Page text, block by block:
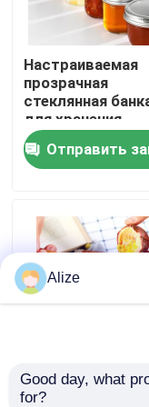
Путешествие
Проверка
Свяжитесь мы
Новости
Упаковка
Алюминиевая
Настраиваемая
прозрачная
стеклянная
для хранения,
стеклянная
для соуса из
стеклянная
запечатанная
Отправить
упаковочная
Alize
Good day, what
for?